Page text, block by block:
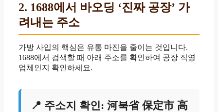
2. 1688에서 바오딩 ‘진짜 공장’ 가
려내는 주소
가방 사입의 핵심은 유통 마진을 줄이는 것입니다.
1688에서 검색할 때 아래 주소를 확인하여 공장 직영
업체인지 확인하세요.
📍 주소지 확인: 河북省 保定市 高